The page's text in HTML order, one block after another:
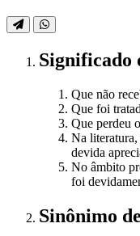
Significado
Que não
Que foi
Que perdeu
Na literatura,
devida
No âmbito
foi
Sinônimo de